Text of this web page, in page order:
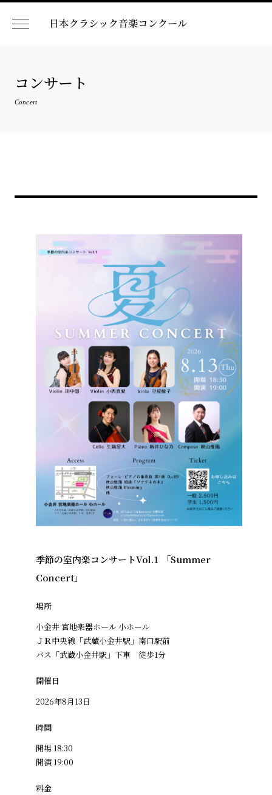
コンサート
Concert
季節の室内楽コンサートVol.1 「Summer
Concert」
場所
小金井 宮地楽器ホール 小ホール
ＪＲ中央線「武蔵小金井駅」南口駅前
バス「武蔵小金井駅」下車 徒歩1分
開催日
2026年8月13日
時間
開場 18:30
開演 19:00
料金